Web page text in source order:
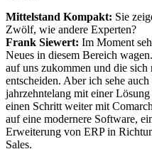
Mittelstand Kompakt: Sie
Zwölf, wie andere Experten?
Frank Siewert: Im Moment
Neues in diesem Bereich
auf uns zukommen und die sich
entscheiden. Aber ich sehe
jahrzehntelang mit einer
einen Schritt weiter mit
auf eine modernere Software,
Erweiterung von ERP in
Sales.